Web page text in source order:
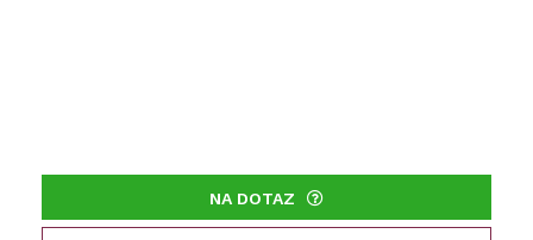
NA DOTAZ